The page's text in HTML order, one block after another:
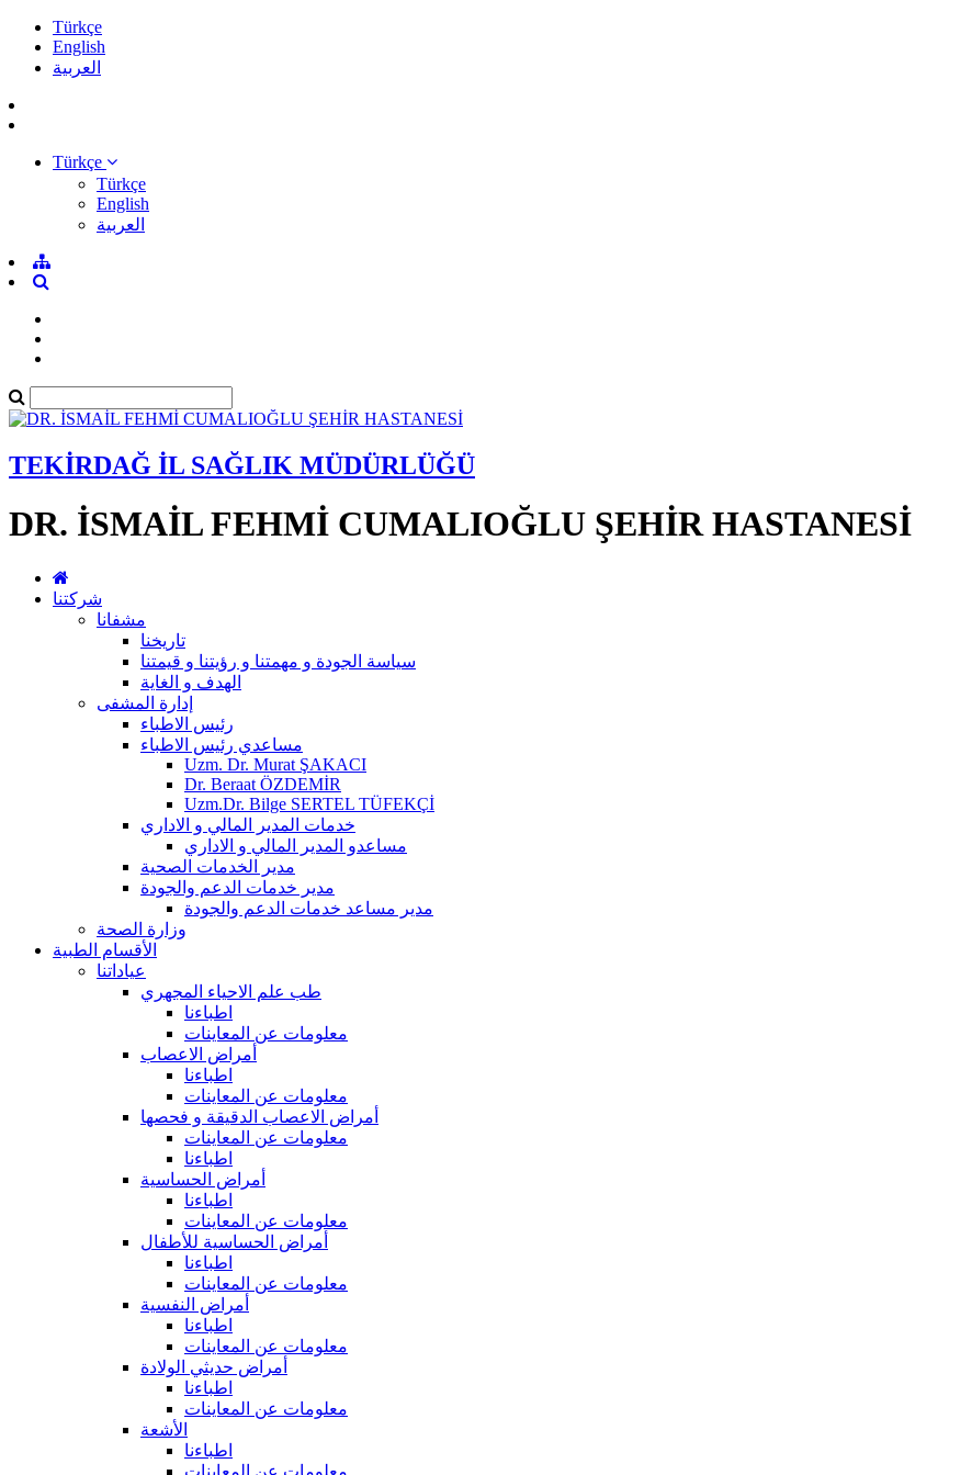
Türkçe
English
العربية
Türkçe
Türkçe
English
العربية
TEKİRDAĞ İL SAĞLIK MÜDÜRLÜĞÜ
DR. İSMAİL FEHMİ CUMALIOĞLU ŞEHİR HASTANESİ
شركتنا
مشفانا
تاريخنا
سياسة الجودة و مهمتنا و رؤيتنا و قيمتنا
الهدف و الغاية
إدارة المشفى
رئيس الاطباء
مساعدي رئيس الاطباء
Uzm. Dr. Murat ŞAKACI
Dr. Beraat ÖZDEMİR
Uzm.Dr. Bilge SERTEL TÜFEKÇİ
خدمات المدير المالي و الاداري
مساعدو المدير المالي و الاداري
مدير الخدمات الصحية
مدير خدمات الدعم والجودة
مدير مساعد خدمات الدعم والجودة
وزارة الصحة
الأقسام الطبية
عياداتنا
طب علم الاحياء المجهري
اطباءنا
معلومات عن المعاينات
أمراض الاعصاب
اطباءنا
معلومات عن المعاينات
أمراض الاعصاب الدقيقة و فحصها
معلومات عن المعاينات
اطباءنا
أمراض الحساسية
اطباءنا
معلومات عن المعاينات
أمراض الحساسية للأطفال
اطباءنا
معلومات عن المعاينات
أمراض النفسية
اطباءنا
معلومات عن المعاينات
أمراض حديثي الولادة
اطباءنا
معلومات عن المعاينات
الأشعة
اطباءنا
معلومات عن المعاينات